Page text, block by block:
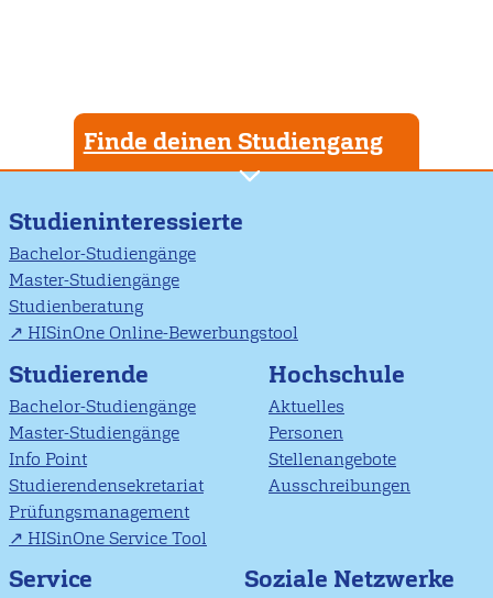
Finde deinen Studiengang
Studieninteressierte
Bachelor-Studiengänge
Master-Studiengänge
Studienberatung
HISinOne Online-Bewerbungstool
Studierende
Bachelor-Studiengänge
Master-Studiengänge
Info Point
Studierendensekretariat
Prüfungsmanagement
HISinOne Service Tool
Hochschule
Aktuelles
Personen
Stellenangebote
Ausschreibungen
Service Soziale Netzwerke